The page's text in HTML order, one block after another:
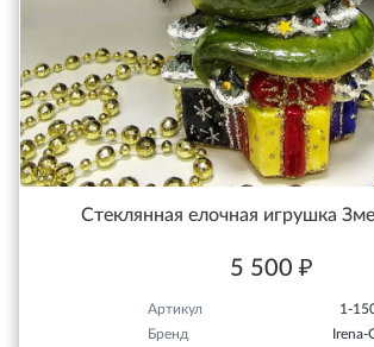
Стеклянная елочная игрушка
5 500 ₽
Артикул
1-
Бренд
Irena-